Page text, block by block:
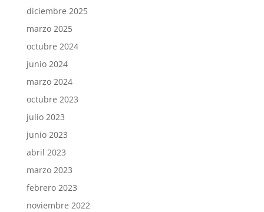
diciembre 2025
marzo 2025
octubre 2024
junio 2024
marzo 2024
octubre 2023
julio 2023
junio 2023
abril 2023
marzo 2023
febrero 2023
noviembre 2022